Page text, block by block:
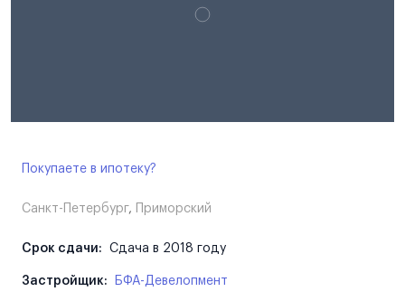
Покупаете в ипотеку?
Санкт-Петербург, Приморский
Срок сдачи: Сдача в 2018 году
Застройщик: БФА-Девелопмент